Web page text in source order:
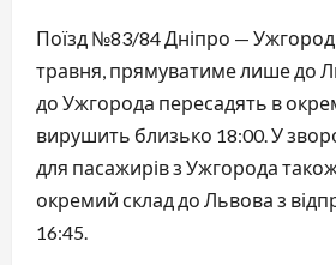
Поїзд №83/84 Дніпро — Ужгород,
травня, прямуватиме лише до
до Ужгорода пересадять в
вирушить близько 18:00. У
для пасажирів з Ужгорода
окремий склад до Львова з
16:45.